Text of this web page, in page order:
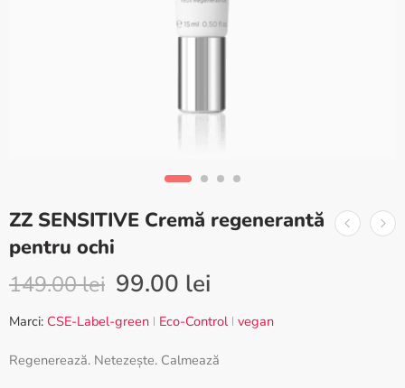
ZZ SENSITIVE Cremă regenerantă
pentru ochi
149.00lei 99.00 lei
Marci: CSE-Label-green Eco-Control vegan
Regenerează. Netezește. Calmează